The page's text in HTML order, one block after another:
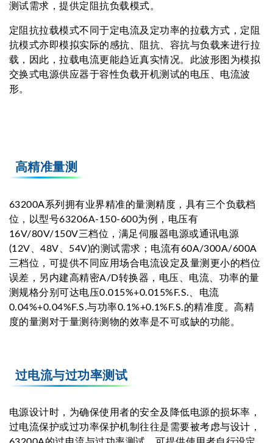
测试需求，提供定阻抗负载模式。
定阻抗拉载模式不同于定电流及定功率的拉载方式，定阻
抗模式亦即模拟实际的感抗、阻抗、容抗与负载来进行拉
载，因此，拉载电流更能趋近真实情况。此波形图为模拟
交换式电源供应器于容性负载开机测试的电压、电流波
形。
高精准量测
63200A系列拥有业界精准的量测精度，具有三个负载档
位，以型号63206A-150-600为例，电压有
16V/80V/150V三档位，满足伺服器电源或通讯电源
(12V、48V、54V)的测试需求；电流有60A/300A/600A
三档位，可提供不同应用场合电流设定及量测更小的档位
误差，另内建高精密A/D转换器，电压、电流、功率的量
测规格分别可达电压0.015%+0.015%F.S.、电流
0.04%+0.04%F.S.与功率0.1%+0.1%F.S.的精准度。高精
度的量测对于量测待测物的效率是不可或缺的功能。
过电流与过功率测试
电源设计时，为确保使用者的安全及降低电源的损坏率，
过电流保护或过功率保护机制往往是需要被考虑与设计，